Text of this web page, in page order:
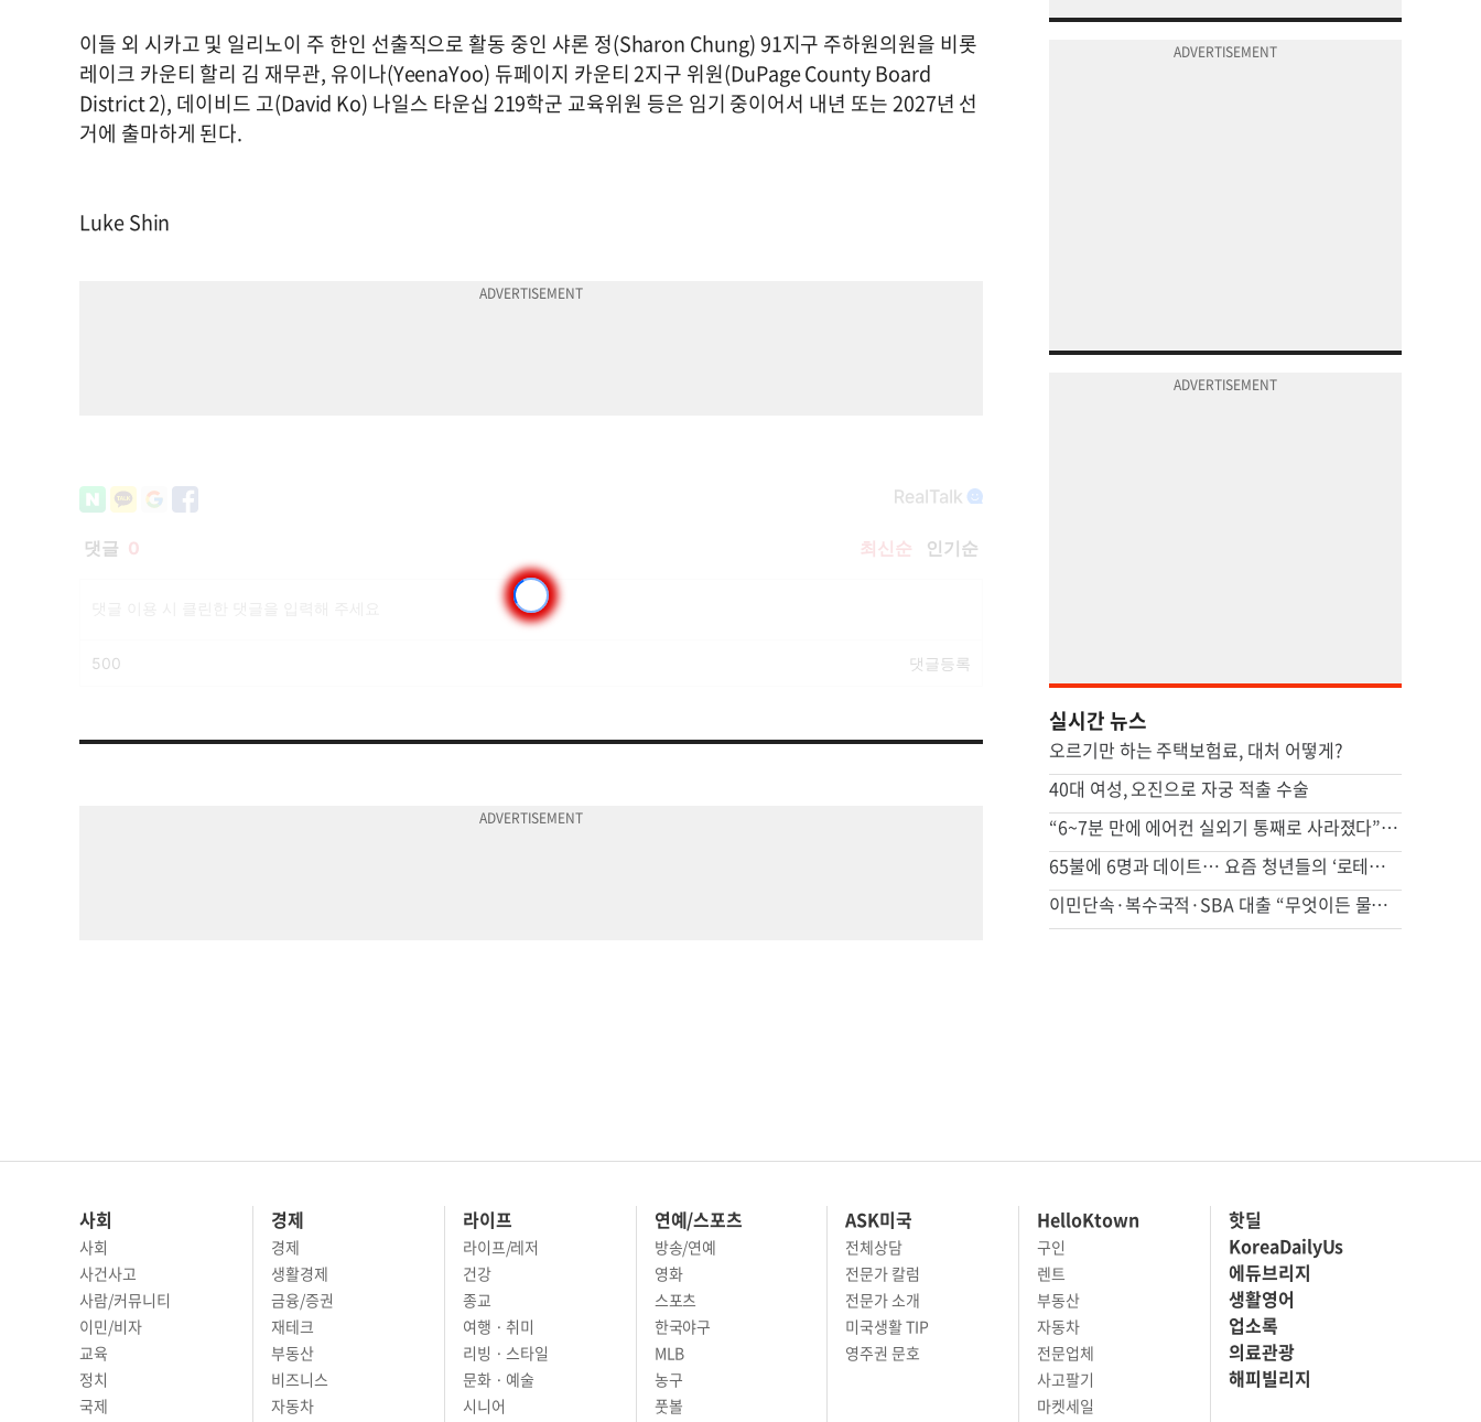
이들 외 시카고 및 일리노이 주 한인 선출직으로 활동 중인 샤론 정(Sharon Chung) 91지구 주하원의원을 비롯
레이크 카운티 할리 김 재무관, 유이나(YeenaYoo) 듀페이지 카운티 2지구 위원(DuPage County Board
District 2), 데이비드 고(David Ko) 나일스 타운십 219학군 교육위원 등은 임기 중이어서 내년 또는 2027년 선
거에 출마하게 된다.
Luke Shin
실시간 뉴스
오르기만 하는 주택보험료, 대처 어떻게?
40대 여성, 오진으로 자궁 적출 수술
“6~7분 만에 에어컨 실외기 통째로 사라졌다” 애틀랜타서 실외기 도난 급증
65불에 6명과 데이트… 요즘 청년들의 ‘로테이션 소개팅’
이민단속·복수국적·SBA 대출 “무엇이든 물어보세요”
사회
사회
사건사고
사람/커뮤니티
이민/비자
교육
경제
경제
생활경제
금융/증권
재테크
부동산
라이프
라이프/레저
건강
종교
여행 · 취미
리빙 · 스타일
연예/스포츠
방송/연예
영화
스포츠
한국야구
MLB
ASK미국
전체상담
전문가 칼럼
전문가 소개
HelloKtown
구인
렌트
부동산
자동차
전문업체
핫딜
KoreaDailyUs
에듀브리지
생활영어
업소록